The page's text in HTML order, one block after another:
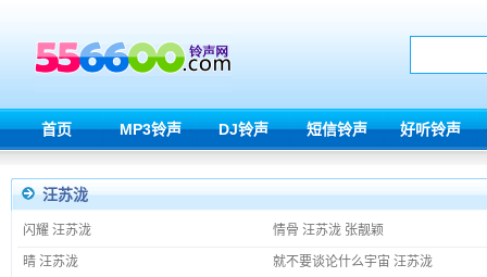
首页 MP3铃声 DJ铃声 短信铃声 好听铃声
汪苏泷
闪耀 汪苏泷 情骨 汪苏泷 张靓颖
晴 汪苏泷 就不要谈论什么宇宙 汪苏泷